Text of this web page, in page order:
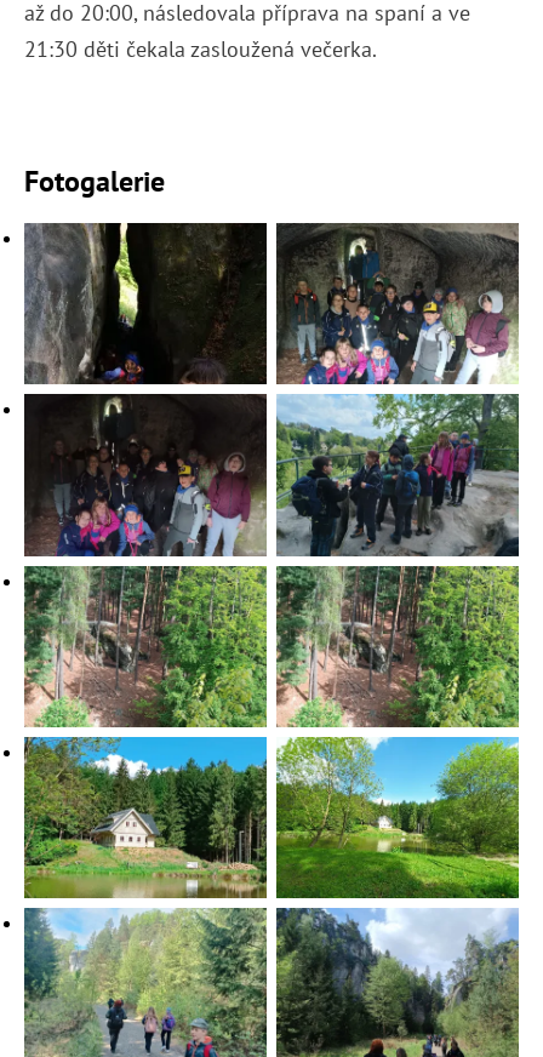
až do 20:00, následovala příprava na spaní a ve
21:30 děti čekala zasloužená večerka.
Fotogalerie